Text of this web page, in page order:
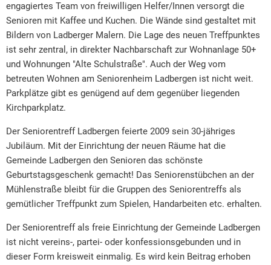
engagiertes Team von freiwilligen Helfer/Innen versorgt die
Senioren mit Kaffee und Kuchen. Die Wände sind gestaltet mit
Bildern von Ladberger Malern. Die Lage des neuen Treffpunktes
ist sehr zentral, in direkter Nachbarschaft zur Wohnanlage 50+
und Wohnungen "Alte Schulstraße". Auch der Weg vom
betreuten Wohnen am Seniorenheim Ladbergen ist nicht weit.
Parkplätze gibt es genügend auf dem gegenüber liegenden
Kirchparkplatz.
Der Seniorentreff Ladbergen feierte 2009 sein 30-jähriges
Jubiläum. Mit der Einrichtung der neuen Räume hat die
Gemeinde Ladbergen den Senioren das schönste
Geburtstagsgeschenk gemacht! Das Seniorenstübchen an der
Mühlenstraße bleibt für die Gruppen des Seniorentreffs als
gemütlicher Treffpunkt zum Spielen, Handarbeiten etc. erhalten.
Der Seniorentreff als freie Einrichtung der Gemeinde Ladbergen
ist nicht vereins-, partei- oder konfessionsgebunden und in
dieser Form kreisweit einmalig. Es wird kein Beitrag erhoben